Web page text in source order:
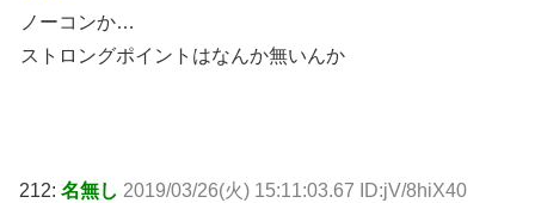
ノーコンか…
ストロングポイントはなんか無いんか
212: 名無し 2019/03/26(火) 15:11:03.67 ID:jV/8hiX40